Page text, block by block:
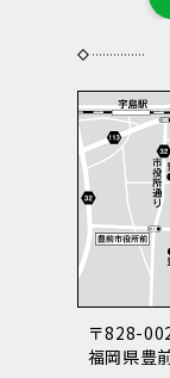
2023年7月
セミナー
３年７月１
を無くす
行います！
2023年03
弁護士 西
〒828-
福岡県豊